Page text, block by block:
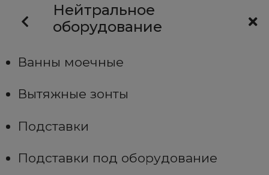
Нейтральное
оборудование
Ванны моечные
Вытяжные зонты
Подставки
Подставки под оборудование